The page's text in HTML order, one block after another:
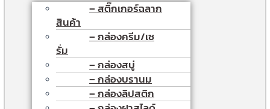
– สติ๊กเกอร์ฉลาก
สินค้า
– กล่องครีม/เซ
รั่ม
– กล่องสบู่
– กล่องบรานม
– กล่องลิปสติก